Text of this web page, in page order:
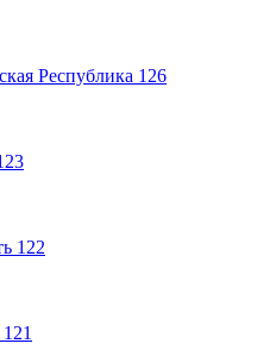
Республика 126
122
121